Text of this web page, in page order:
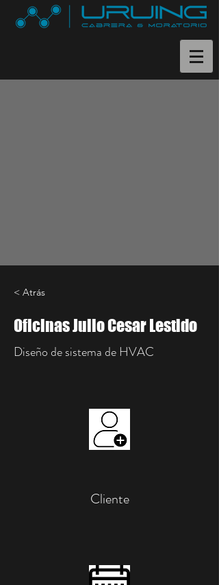
< Atrás
Oficinas Julio Cesar Lestido
Diseño de sistema de HVAC
Cliente